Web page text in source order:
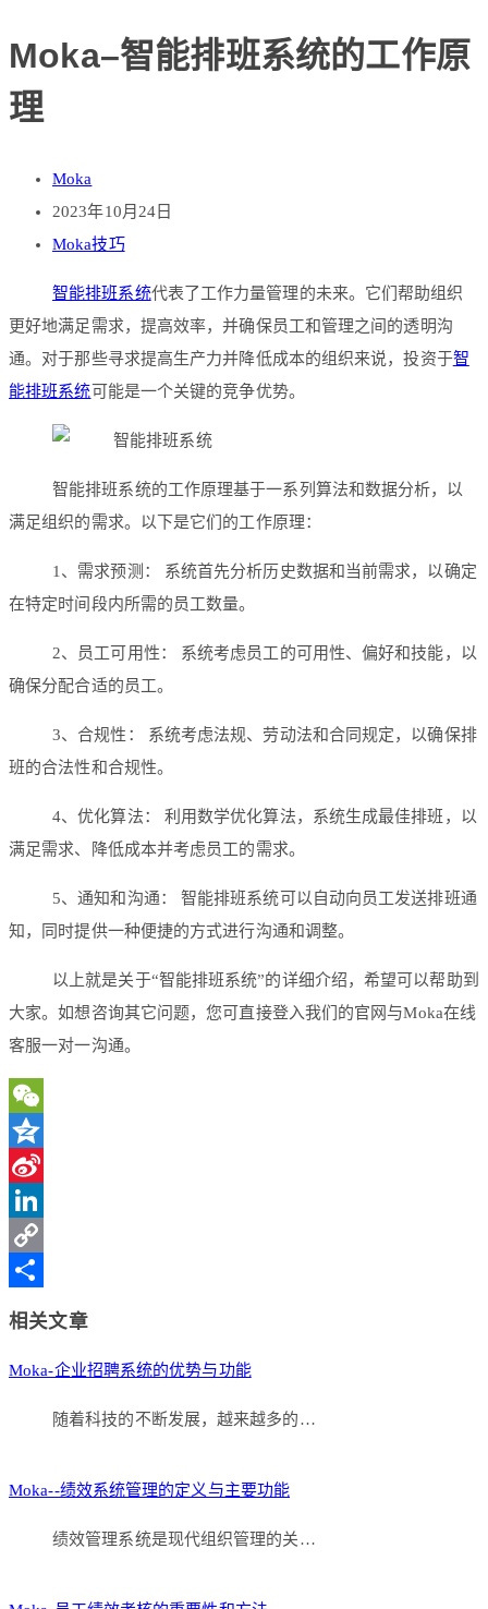
Moka–智能排班系统的工作原
理
Moka
2023年10月24日
Moka技巧
智能排班系统代表了工作力量管理的未来。它们帮助组织
更好地满足需求，提高效率，并确保员工和管理之间的透明沟
通。对于那些寻求提高生产力并降低成本的组织来说，投资于智
能排班系统可能是一个关键的竞争优势。
智能排班系统的工作原理基于一系列算法和数据分析，以
满足组织的需求。以下是它们的工作原理：
1、需求预测： 系统首先分析历史数据和当前需求，以确定
在特定时间段内所需的员工数量。
2、员工可用性： 系统考虑员工的可用性、偏好和技能，以
确保分配合适的员工。
3、合规性： 系统考虑法规、劳动法和合同规定，以确保排
班的合法性和合规性。
4、优化算法： 利用数学优化算法，系统生成最佳排班，以
满足需求、降低成本并考虑员工的需求。
5、通知和沟通： 智能排班系统可以自动向员工发送排班通
知，同时提供一种便捷的方式进行沟通和调整。
以上就是关于“智能排班系统”的详细介绍，希望可以帮助到
大家。如想咨询其它问题，您可直接登入我们的官网与Moka在线
客服一对一沟通。
WeChat
Qzone
Sina
Weibo
LinkedIn
Copy
相关文章
Moka-企业招聘系统的优势与功能
随着科技的不断发展，越来越多的…
Moka--绩效系统管理的定义与主要功能
绩效管理系统是现代组织管理的关…